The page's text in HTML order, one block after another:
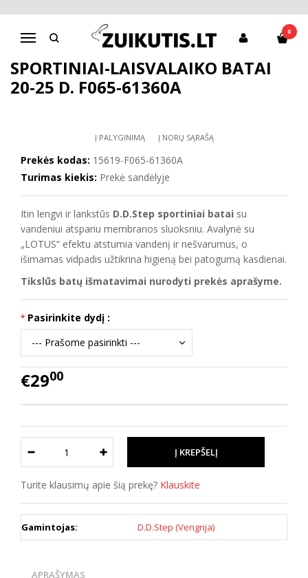
Navigacija
0
Pagrindinis
Sportiniai bateliai
Sportiniai-laisvalaiko batai 20-25 d. F065-61360A
SPORTINIAI-LAISVALAIKO BATAI
20-25 D. F065-61360A
Į PALYGINIMĄ Į NORŲ SĄRAŠĄ
Prekės kodas: 15619-F065-61360A
Turimas kiekis: Prekė sandėlyje
Itin lengvi ir lankstūs D.D.Step sportiniai batai su
vandeniui atspariu membranos sluoksniu. Avalynė su
„LOTUS“ efektu atstumia vandenį ir nešvarumus, o
išimamas vidpadis užtikrina higieną bei patogumą kasdienai.
Tikslūs batų išmatavimai nurodyti prekės aprašyme.
Pasirinkite dydį :
€2900
Turite klausimų apie šią prekę? Klauskite
Gamintojas: D.D.Step (Vengrija)
APRAŠYMAS